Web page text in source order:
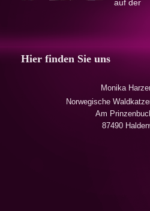
Hier finden Sie uns
Monika
Norwegische
Am
87490